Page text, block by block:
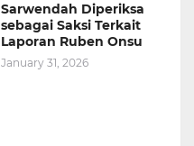
Sarwendah Diperiksa
sebagai Saksi Terkait
Laporan Ruben Onsu
January 31, 2026